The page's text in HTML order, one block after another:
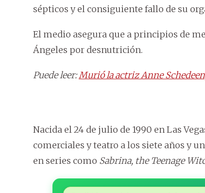
sépticos y el consiguiente fallo de su
El medio asegura que a principios de
Ángeles por desnutrición.
Puede leer:Murió la actriz Anne
Nacida el 24 de julio de 1990 en Las
comerciales y teatro a los siete años y
en series como Sabrina, the Teenage